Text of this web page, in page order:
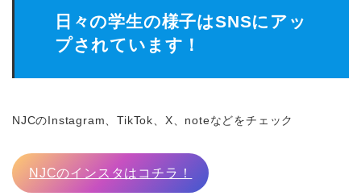
日々の学生の様子はSNSにアッ
プされています！
NJCのInstagram、TikTok、X、noteなどをチェック
NJCのインスタはコチラ！